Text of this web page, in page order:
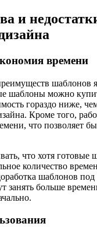
и
времени
шаблонов
шаблоны можно
гораздо ниже,
Кроме того,
что позволяет
что хотя готовые
количество
шаблонов
занять больше